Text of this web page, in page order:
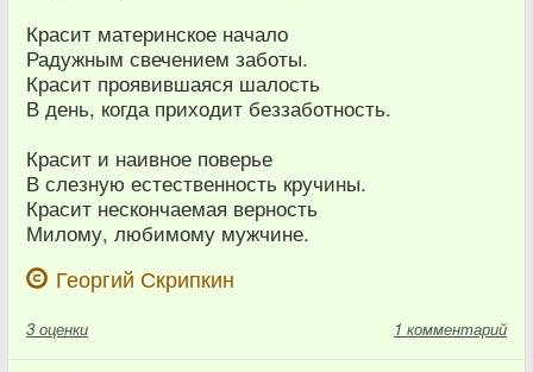
Красит материнское начало
Радужным свечением заботы.
Красит проявившаяся шалость
В день, когда приходит беззаботность.
Красит и наивное поверье
В слезную естественность кручины.
Красит нескончаемая верность
Милому, любимому мужчине.
Георгий Скрипкин
3 оценки 1 комментарий